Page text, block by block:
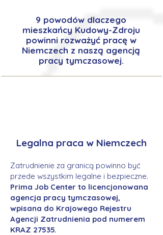
9 powodów dlaczego
mieszkańcy Kudowy-Zdroju
powinni rozważyć pracę w
Niemczech z naszą agencją
pracy tymczasowej.
Legalna praca w Niemczech
Zatrudnienie za granicą powinno być
przede wszystkim legalne i bezpieczne.
Prima Job Center to licencjonowana
agencja pracy tymczasowej,
wpisana do Krajowego Rejestru
Agencji Zatrudnienia pod numerem
KRAZ 27535.